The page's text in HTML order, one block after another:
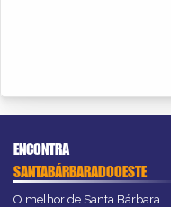
ENCONTRA
SANTABÁRBARADOOESTE
O melhor de Santa Bárbara